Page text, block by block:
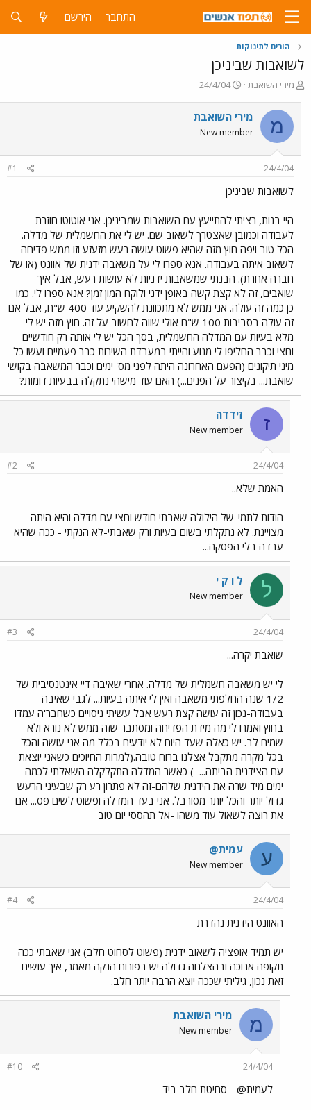
התחבר הירשם
הורים לתינוקות
לשואבות שביניכן
פ
ח
ה
ו
ש
מירי השואבת
פ
ס
ם
ת
י
24/4/04
מ מירי השואבת
New member
24/4/04
#1
לשואבות שביניכן
היי בנות, רציתי להתייעץ עם השואבות שמביניכן. אני אוטוטו חוזרת
לעבודה וכמובן שאצטרך לשאוב שם. יש לי את החשמלית של מדלה.
הכל טוב ויפה חוץ מזה שהיא פשוט עושה רעש מזעזע וזו ממש פדיחה
לשאוב איתה בעבודה. אנא ספרו לי על משאבה ידנית של אוונט (או של
חברה אחרת). הבנתי שמשאבות ידניות לא עושות רעש, אבל איך
שואבים, זה לא קצת קשה באופן ידני ולוקח המון זמן? אנא ספרו לי. כמו
כן כמה זה עולה. אני ממש לא מתכוונת להשקיע עוד 400 ש"ח, אבל אם
זה עולה בסביבות 100 ש"ח אולי שווה לחשוב על זה. חוץ מזה יש לי
מלא בעיות עם המדלה החשמלית, בסך הכל יש לי אותה רק חודשיים
וחצי וכבר החליפו לי מנוע והייתי במעבדת השירות כבר פעמיים ועשו כל
מיני תיקונים (הפעם האחרונה היתה לפני מס' ימים וכבר המשאבה בקושי
שואבת... בקיצור על הפנים...) האם עוד מישהי נתקלה בבעיות דומות?
ז זידדה
New member
24/4/04
#2
האמת שלא..
הודות לתמי-של הילולה שאבתי חודש וחצי עם מדלה והיא היתה
מצויינת. לא נתקלתי בשום בעיות ורק שאבתי-לא הנקתי - ככה שהיא
עבדה בלי הפסקה...
ל ל ו ק י
New member
24/4/04
#3
שואבת יקרה...
לי יש משאבה חשמלית של מדלה. אחרי שאיבה דיי אינטנסיבית של
1/2 שנה החלפתי משאבה ואין לי איתה בעיות... לגבי שאיבה
בעבודה-נכון זה עושה קצת רעש אבל עשיתי ניסויים כשחבר'ה עמדו
בחוץ ואמרו לי מה מידת הפדיחה ומסתבר שזה ממש לא נורא ולא
שמים לב. יש כאלה שעד היום לא יודעים בכלל מה אני עושה והכל
בכל מקרה מתקבל אצלנו ברוח טובה.(למרות החיוכים כשאני יוצאת
עם הצידנית הביתה... ) כאשר המדלה התקלקלה השאלתי לכמה
ימים מיד שרה את הידנית שלהם-זה לא פתרון רע רק שבעיני הרעש
גדול יותר והכל יותר מסורבל. אני בעד המדלה ופשוט לשים פס... אם
את רוצה לשאול עוד משהו -אל תהססי יום טוב
ע עמית@
New member
24/4/04
#4
האוונט הידנית נהדרת
יש תמיד אופציה לשאוב ידנית (פשוט לסחוט חלב) אני שאבתי ככה
תקופה ארוכה ובהצלחה גדולה יש בפורום הנקה מאמר, איך עושים
זאת נכון, גיליתי שככה יוצא הרבה יותר חלב.
מ מירי השואבת
New member
24/4/04
#10
לעמית@ - סחיטת חלב ביד